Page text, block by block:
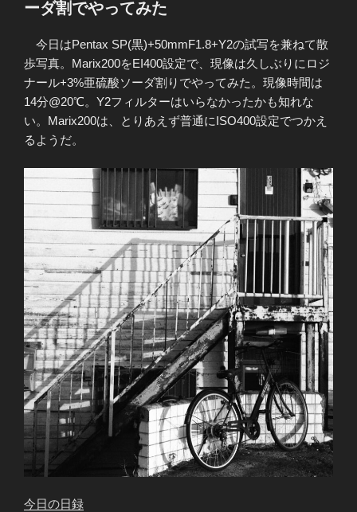
ーダ割でやってみた
今日はPentax SP(黒)+50mmF1.8+Y2の試写を兼ねて散
歩写真。Marix200をEI400設定で、現像は久しぶりにロジ
ナール+3%亜硫酸ソーダ割りでやってみた。現像時間は
14分@20℃。Y2フィルターはいらなかったかも知れな
い。Marix200は、とりあえず普通にISO400設定でつかえ
るようだ。
今日の日録